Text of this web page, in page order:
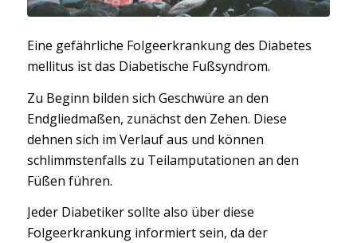
Eine gefährliche Folgeerkrankung des Diabetes
mellitus ist das Diabetische Fußsyndrom.
Zu Beginn bilden sich Geschwüre an den
Endgliedmaßen, zunächst den Zehen. Diese
dehnen sich im Verlauf aus und können
schlimmstenfalls zu Teilamputationen an den
Füßen führen.
Jeder Diabetiker sollte also über diese
Folgeerkrankung informiert sein, da der